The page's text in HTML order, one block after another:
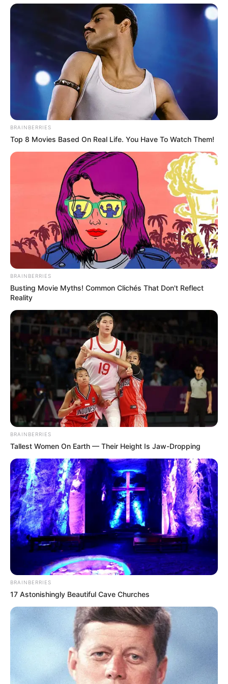
¿Y en las relaciones
sexuales?
Otra duda frecuente es si el tamaño de la
vagina afecta el placer sexual. La realidad es
BRAINBERRIES
Top 8 Movies Based On Real Life. You Have To Watch Them!
BRAINBERRIES
Busting Movie Myths! Common Clichés That Don't Reflect
Reality
BRAINBERRIES
Tallest Women On Earth — Their Height Is Jaw-Dropping
BRAINBERRIES
17 Astonishingly Beautiful Cave Churches